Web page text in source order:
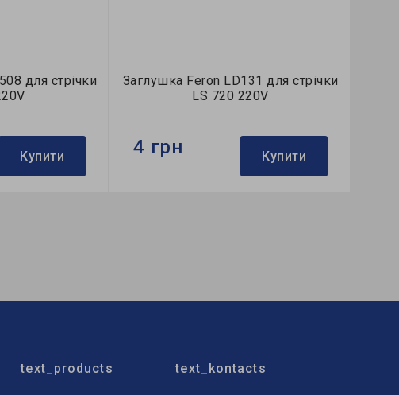
для стрічки
Купити
Заглушка Feron LD131 для стрічки
LS 720 220V
4 грн Купити
text_products text_kontacts